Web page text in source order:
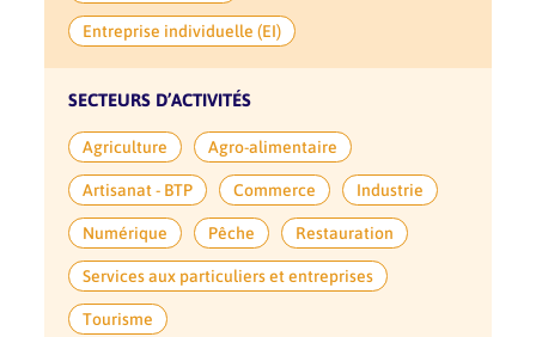
Entreprise individuelle (EI)
SECTEURS D’ACTIVITÉS
Agriculture
Agro-alimentaire
Artisanat - BTP
Commerce
Industrie
Numérique
Pêche
Restauration
Services aux particuliers et entreprises
Tourisme